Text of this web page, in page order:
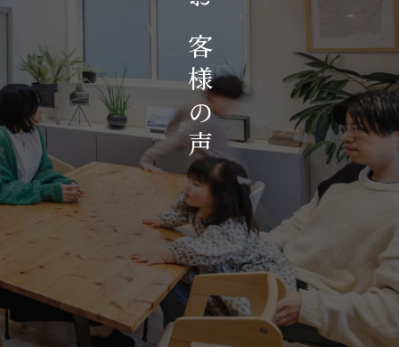
お
客
様
の
声
お知らせ・イベント
会社概要・アクセス
スタッフ紹介
プライバシーポリシー
賃貸管理サイトはこちら